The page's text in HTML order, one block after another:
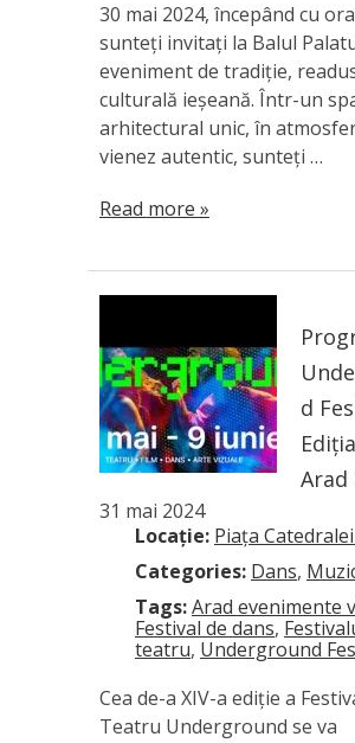
30 mai 2024, începând cu
sunteți invitați la Balul
eveniment de tradiție,
culturală ieșeană. Într-un
arhitectural unic, în
vienez autentic, sunteți …
Read more »
d
Arad
31 mai 2024
Locație: Piața
Categories: Dans,
Tags:Arad evenimente
Festival de dans,
teatru, Underground
Cea de-a XIV-a ediție a
Teatru Underground se va